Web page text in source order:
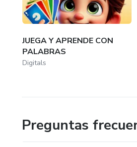
JUEGA Y APRENDE CON
PALABRAS
Digitals
Preguntas